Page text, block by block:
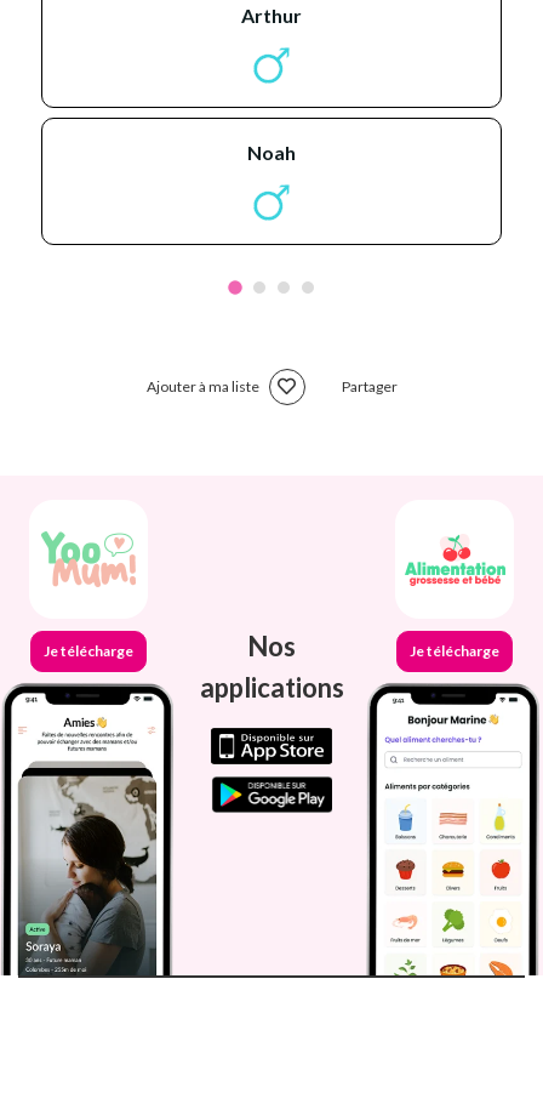
arthur
noah
Ajouter à ma liste Partager
Je télécharge
Nos
applications
Je télécharge